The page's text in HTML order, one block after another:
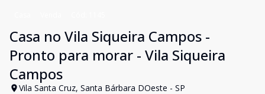
Casa no Vila Siqueira Campos -
Pronto para morar - Vila Siqueira
Campos
Vila Santa Cruz, Santa Bárbara DOeste - SP